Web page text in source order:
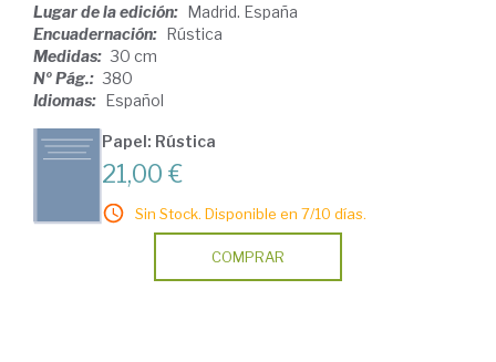
Lugar de la edición: Madrid. España
Encuadernación: Rústica
Medidas: 30 cm
Nº Pág.: 380
Idiomas: Español
Papel: Rústica
21,00 €
Sin Stock. Disponible en 7/10 días.
COMPRAR